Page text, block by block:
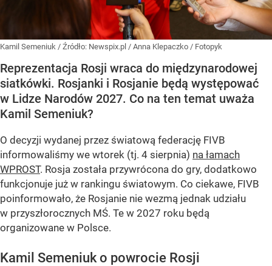
Kamil Semeniuk / Źródło: Newspix.pl / Anna Klepaczko / Fotopyk
Reprezentacja Rosji wraca do międzynarodowej
siatkówki. Rosjanki i Rosjanie będą występować
w Lidze Narodów 2027. Co na ten temat uważa
Kamil Semeniuk?
O decyzji wydanej przez światową federację FIVB
informowaliśmy we wtorek (tj. 4 sierpnia) na łamach
WPROST. Rosja została przywrócona do gry, dodatkowo
funkcjonuje już w rankingu światowym. Co ciekawe, FIVB
poinformowało, że Rosjanie nie wezmą jednak udziału
w przyszłorocznych MŚ. Te w 2027 roku będą
organizowane w Polsce.
Kamil Semeniuk o powrocie Rosji